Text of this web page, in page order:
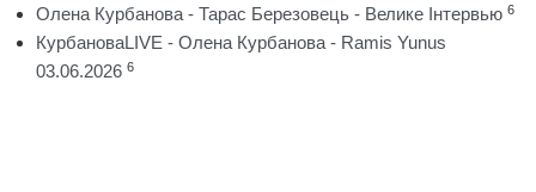
Олена Курбанова - Тарас Березовець - Велике Інтервью 6
КурбановаLIVE - Олена Курбанова - Ramis Yunus
03.06.2026 6